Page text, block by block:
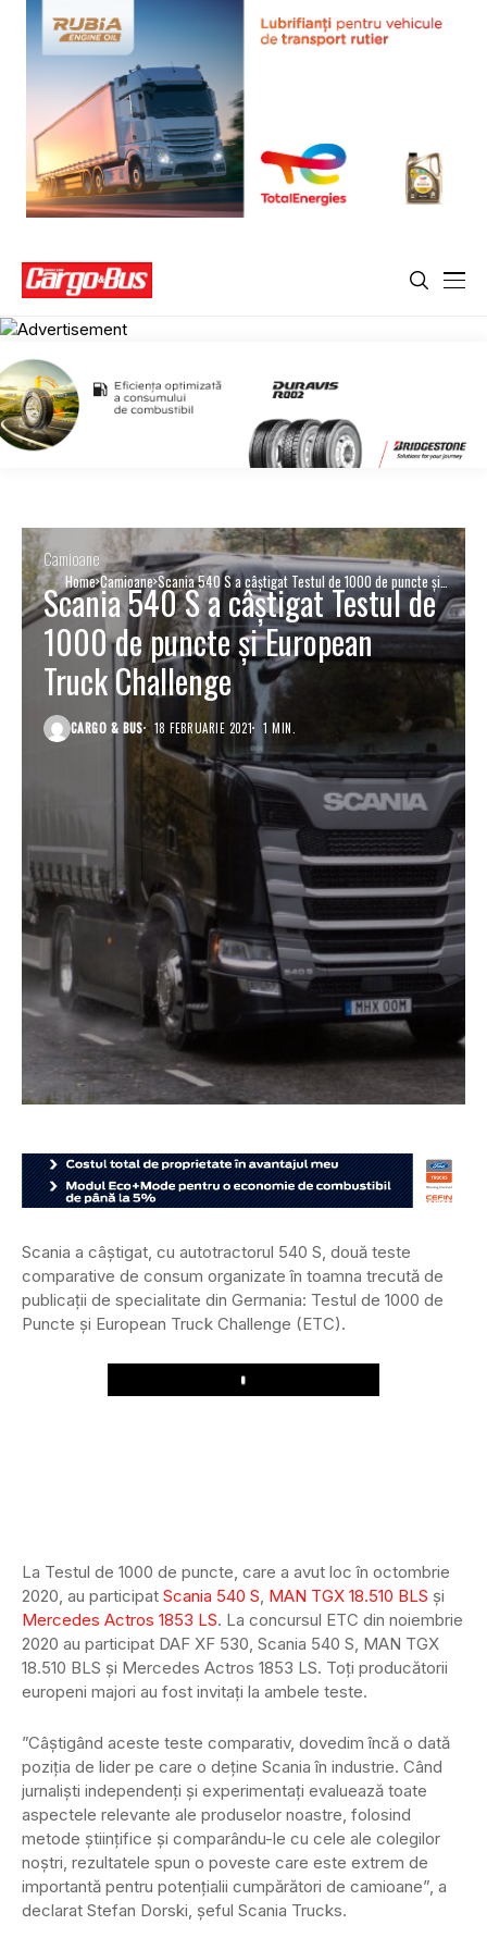
Home Camioane Scania 540 S a câștigat Testul de 1000 de puncte și
European Truck Challenge
Camioane
Scania 540 S a câștigat Testul de
1000 de puncte și European
Truck Challenge
CARGO & BUS 18 FEBRUARIE 2021 1 MIN.
Scania a câștigat, cu autotractorul 540 S, două teste
comparative de consum organizate în toamna trecută de
publicații de specialitate din Germania: Testul de 1000 de
Puncte şi European Truck Challenge (ETC).
Play
La Testul de 1000 de puncte, care a avut loc în octombrie
2020, au participat Scania 540 S, MAN TGX 18.510 BLS şi
Mercedes Actros 1853 LS. La concursul ETC din noiembrie
2020 au participat DAF XF 530, Scania 540 S, MAN TGX
18.510 BLS şi Mercedes Actros 1853 LS. Toţi producătorii
europeni majori au fost invitaţi la ambele teste.
”Câştigând aceste teste comparativ, dovedim încă o dată
poziţia de lider pe care o deţine Scania în industrie. Când
jurnalişti independenţi şi experimentaţi evaluează toate
aspectele relevante ale produselor noastre, folosind
metode ştiinţifice şi comparându-le cu cele ale colegilor
noştri, rezultatele spun o poveste care este extrem de
importantă pentru potenţialii cumpărători de camioane”, a
declarat Stefan Dorski, șeful Scania Trucks.